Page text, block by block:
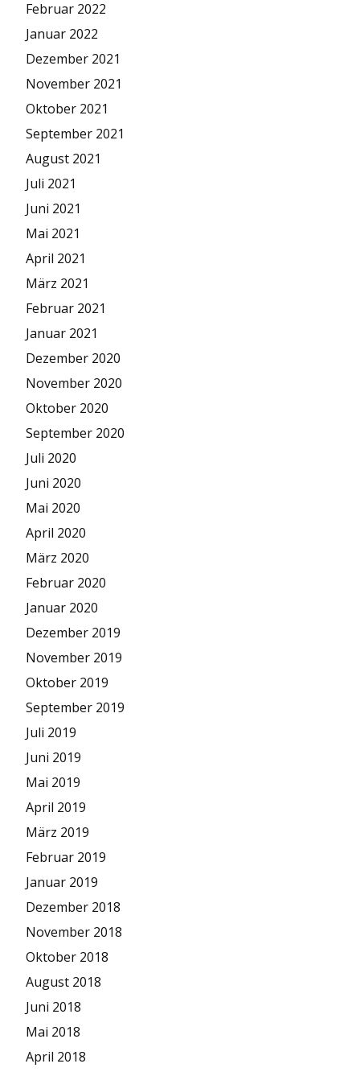
Februar 2022
Januar 2022
Dezember 2021
November 2021
Oktober 2021
September 2021
August 2021
Juli 2021
Juni 2021
Mai 2021
April 2021
März 2021
Februar 2021
Januar 2021
Dezember 2020
November 2020
Oktober 2020
September 2020
Juli 2020
Juni 2020
Mai 2020
April 2020
März 2020
Februar 2020
Januar 2020
Dezember 2019
November 2019
Oktober 2019
September 2019
Juli 2019
Juni 2019
Mai 2019
April 2019
März 2019
Februar 2019
Januar 2019
Dezember 2018
November 2018
Oktober 2018
August 2018
Juni 2018
Mai 2018
April 2018